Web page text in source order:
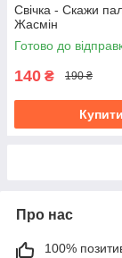
Свічка - Скажи
Жасмін
Готово до
140 ₴ 190 ₴
Купити
Про нас
100%